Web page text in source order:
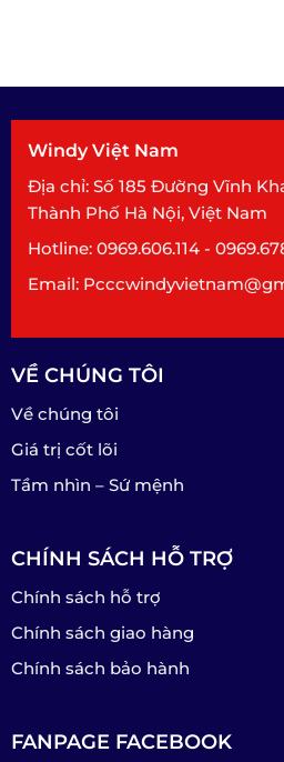
Windy Việt Nam
Địa chỉ: Số 185 Đường Vĩnh
Thành Phố Hà Nội, Việt Nam
Hotline: 0969.606.114 -
Email:
VỀ CHÚNG TÔI
Về chúng tôi
Giá trị cốt lõi
Tầm nhìn – Sứ mệnh
CHÍNH SÁCH HỖ TRỢ
Chính sách hỗ trợ
Chính sách giao hàng
Chính sách bảo hành
FANPAGE FACEBOOK